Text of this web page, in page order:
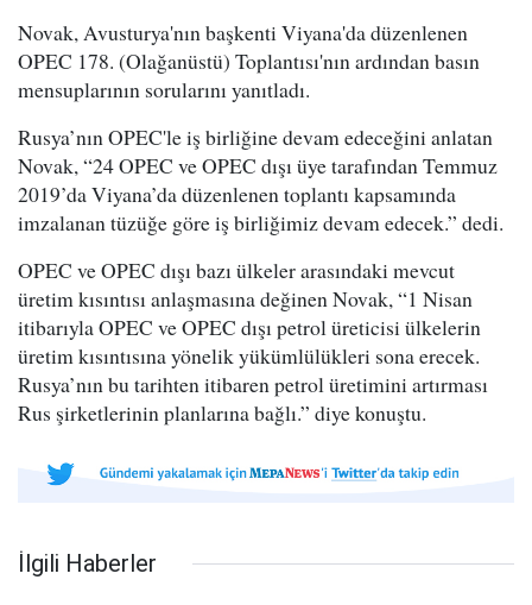
Novak, Avusturya'nın başkenti Viyana'da düzenlenen
OPEC 178. (Olağanüstü) Toplantısı'nın ardından basın
mensuplarının sorularını yanıtladı.
Rusya’nın OPEC'le iş birliğine devam edeceğini anlatan
Novak, “24 OPEC ve OPEC dışı üye tarafından Temmuz
2019’da Viyana’da düzenlenen toplantı kapsamında
imzalanan tüzüğe göre iş birliğimiz devam edecek.” dedi.
OPEC ve OPEC dışı bazı ülkeler arasındaki mevcut
üretim kısıntısı anlaşmasına değinen Novak, “1 Nisan
itibarıyla OPEC ve OPEC dışı petrol üreticisi ülkelerin
üretim kısıntısına yönelik yükümlülükleri sona erecek.
Rusya’nın bu tarihten itibaren petrol üretimini artırması
Rus şirketlerinin planlarına bağlı.” diye konuştu.
İlgili Haberler